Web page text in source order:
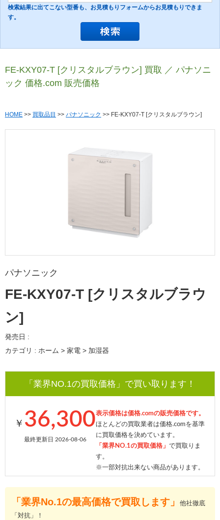
検索結果に出てこない型番も、お見積もりフォームからお見積もりできま
す。
FE-KXY07-T [クリスタルブラウン] 買取 ／ パナソニ
ック 価格.com 販売価格
HOME >> 買取品目 >> パナソニック >> FE-KXY07-T [クリスタルブラウン]
パナソニック
FE-KXY07-T [クリスタルブラウ
ン]
発売日 :
カテゴリ : ホーム > 家電 > 加湿器
「業界NO.1の買取価格」で買い取ります！
￥ 36,300
最終更新日 2026-08-06
表示価格は価格.comの販売価格です。
ほとんどの買取業者は価格.comを基準
に買取価格を決めています。
「業界NO.1の買取価格」 で買取りま
す。
※一部対抗出来ない商品があります。
「業界No.1の最高価格で買取します」
他社徹底
「対抗」！